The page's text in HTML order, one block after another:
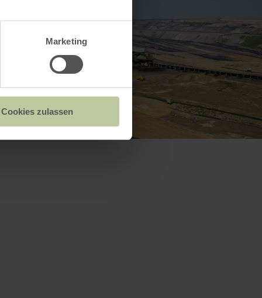
Marketing
Cookies zulassen